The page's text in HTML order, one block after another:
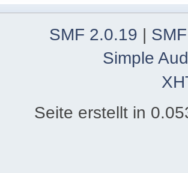
SMF 2.0.19 |
Simple
Seite erstellt in